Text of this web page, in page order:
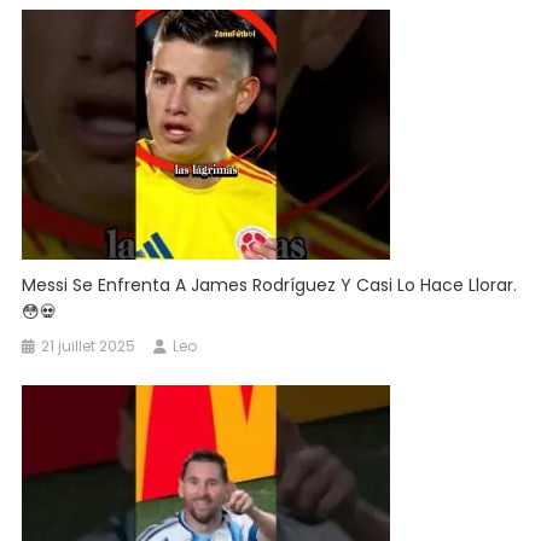
Messi Se Enfrenta A James Rodríguez Y Casi Lo Hace Llorar.
😳💀
21 juillet 2025 Leo